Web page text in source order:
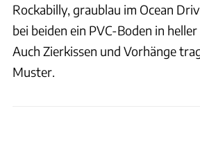
Rockabilly, graublau im Ocean
bei beiden ein PVC-Boden in
Auch Zierkissen und Vorhänge
Muster.